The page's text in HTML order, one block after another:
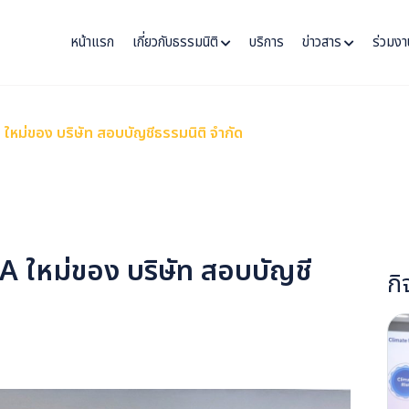
หน้าแรก เกี่ยวกับธรรมนิติ บริการ ข่าวสาร ร่วมง
หม่ของ บริษัท สอบบัญชีธรรมนิติ จำกัด
ใหม่ของ บริษัท สอบบัญชี กิ